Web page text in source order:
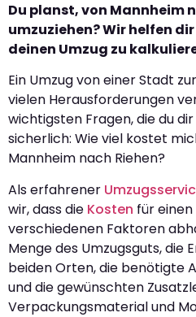
Du planst, von Mannheim
umzuziehen? Wir helfen
deinen Umzug zu
Ein Umzug von einer Stadt
vielen Herausforderungen
wichtigsten Fragen, die du
sicherlich: Wie viel kostet
Mannheim nach Riehen?
Als erfahrener
wir, dass die Kosten für einen
verschiedenen Faktoren
Menge des Umzugsguts, die
beiden Orten, die benötigte
und die gewünschten
Verpackungsmaterial und